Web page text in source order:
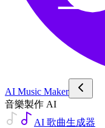
AI Music Maker
音樂製作 AI
AI 歌曲生成器